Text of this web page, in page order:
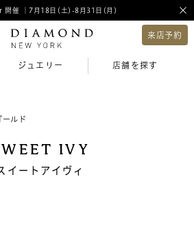
開催 ｜7月18日(土)-8月31日(月)
来店予約
ジュエリー 店舗を探す
ールド
IVY
イートアイヴィ